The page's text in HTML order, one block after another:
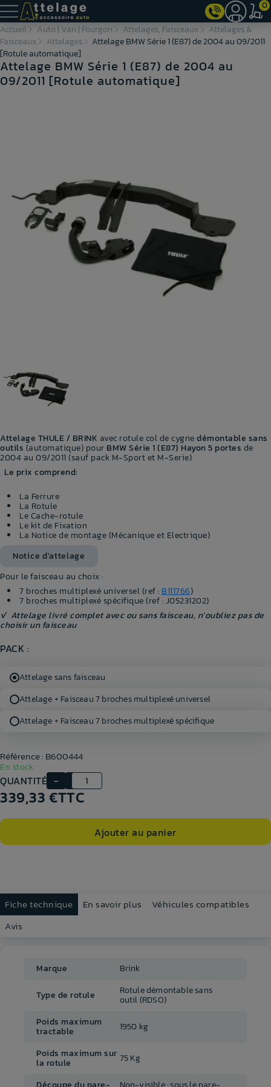
0
Accueil
Auto | Van | Fourgon Attelages, Faisceaux
Attelages &
Faisceaux
Attelages
Attelage BMW Série 1 (E87) de 2004 au 09/2011
[Rotule automatique]
Attelage BMW Série 1 (E87) de 2004 au
09/2011 [Rotule automatique]
Attelage THULE / BRINK avec rotule col de cygnedémontable sans
outils (automatique) pour BMW Série 1 (E87) Hayon 5 portes de
2004 au 09/2011 (sauf pack M-Sport et M-Serie)
Le prix comprend:
La Ferrure
La Rotule
Le Cache-rotule
Le kit de Fixation
La Notice de montage (Mécanique et Electrique)
Notice d'attelage
Pour le faisceau au choix :
7 broches multiplexé universel (ref : B111766)
7 broches multiplexé spécifique (ref : J05231202)
√ Attelage livré complet avec ou sans faisceau, n'oubliez pas de
choisir un faisceau
PACK :
Attelage sans faisceau
Attelage + Faisceau 7 broches multiplexé universel
Attelage + Faisceau 7 broches multiplexé spécifique
QUANTITÉ
En stock
Référence : B600444
339,33 €TTC
Ajouter au panier
Fiche technique En savoir plus
Véhicules compatibles
Avis
Marque Brink
Type de rotule Rotule démontable sans
outil (RDSO)
Poids maximum
tractable 1950 kg
Poids maximum sur
la rotule 75 Kg